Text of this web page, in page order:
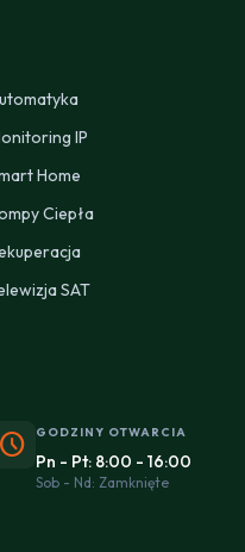
IP
Home
Ciepła
SAT
schedule GODZINY OTWARCIA
Pn - Pt: 8:00 - 16:00
Sob - Nd: Zamknięte